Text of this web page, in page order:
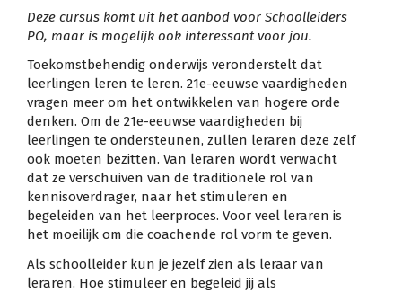
Deze cursus komt uit het aanbod voor Schoolleiders
PO, maar is mogelijk ook interessant voor jou.
Toekomstbehendig onderwijs veronderstelt dat
leerlingen leren te leren. 21e-eeuwse vaardigheden
vragen meer om het ontwikkelen van hogere orde
denken. Om de 21e-eeuwse vaardigheden bij
leerlingen te ondersteunen, zullen leraren deze zelf
ook moeten bezitten. Van leraren wordt verwacht
dat ze verschuiven van de traditionele rol van
kennisoverdrager, naar het stimuleren en
begeleiden van het leerproces. Voor veel leraren is
het moeilijk om die coachende rol vorm te geven.
Als schoolleider kun je jezelf zien als leraar van
leraren. Hoe stimuleer en begeleid jij als